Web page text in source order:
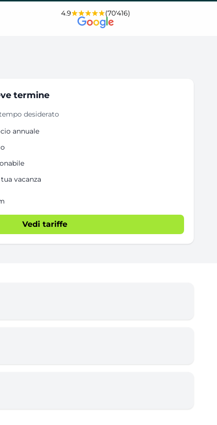
4.9 (70'416)
termine
desiderato
annuale
vacanza
Vedi tariffe